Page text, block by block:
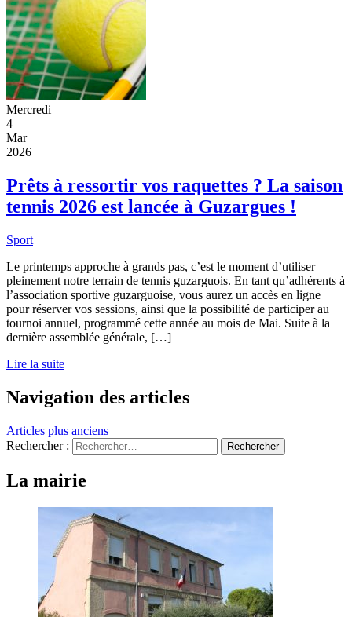
Mercredi
4
Mar
2026
Prêts à ressortir vos raquettes ? La saison
tennis 2026 est lancée à Guzargues !
Sport
Le printemps approche à grands pas, c’est le moment d’utiliser
pleinement notre terrain de tennis guzarguois. En tant qu’adhérents à
l’association sportive guzarguoise, vous aurez un accès en ligne
pour réserver vos sessions, ainsi que la possibilité de participer au
tournoi annuel, programmé cette année au mois de Mai. Suite à la
dernière assemblée générale, […]
Lire la suite
Navigation des articles
Articles plus anciens
Rechercher :
La mairie